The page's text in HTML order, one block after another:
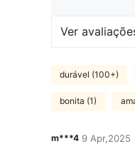
Ver
durável (100+)
bonita (1)
m***4 9 Apr,2025